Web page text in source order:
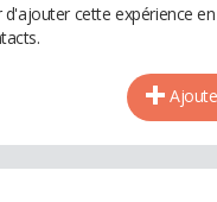
d'ajouter cette expérience